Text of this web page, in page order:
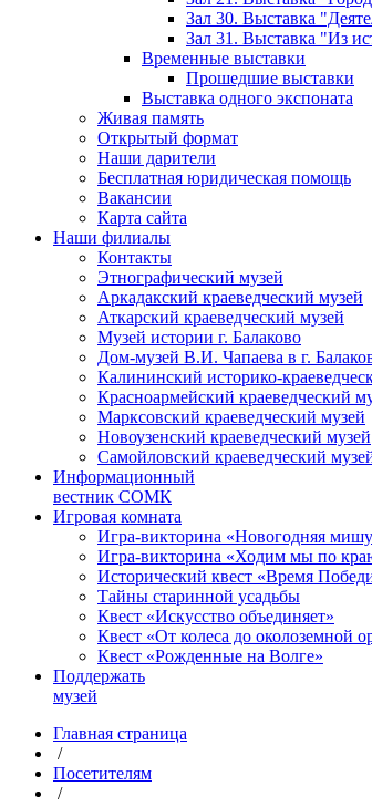
Зал 30. Выставка
Зал 31. Выставка "Из
Временные выставки
Прошедшие выставки
Выставка одного экспоната
Живая память
Открытый формат
Наши дарители
Бесплатная юридическая помощь
Вакансии
Карта сайта
Наши филиалы
Контакты
Этнографический музей
Аркадакский краеведческий музей
Аткарский краеведческий музей
Музей истории г. Балаково
Дом-музей В.И. Чапаева в г.
Калининский историко-
Красноармейский краеведческий
Марксовский краеведческий музей
Новоузенский краеведческий музей
Самойловский краеведческий
Информационный
вестник СОМК
Игровая комната
Игра-викторина «Новогодняя
Игра-викторина «Ходим мы по
Исторический квест «Время
Тайны старинной усадьбы
Квест «Искусство объединяет»
Квест «От колеса до околоземной
Квест «Рожденные на Волге»
Поддержать
музей
Главная страница
/
Посетителям
/